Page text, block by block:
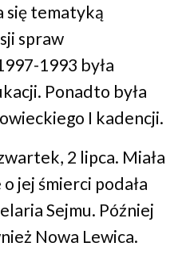
się tematyką
spraw
1993 była
Ponadto była
I kadencji.
2 lipca. Miała
jej śmierci podała
Sejmu. Później
Nowa Lewica.